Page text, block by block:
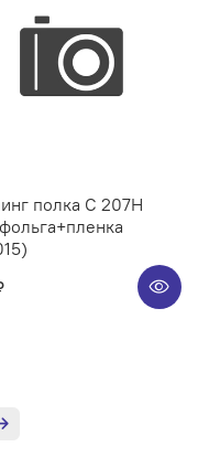
полка C 207H